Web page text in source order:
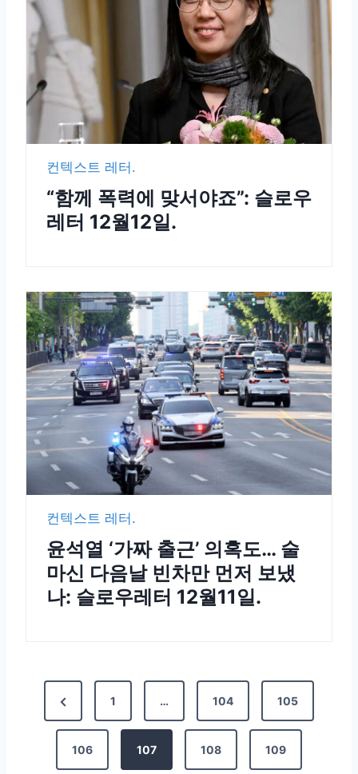
컨텍스트 레터.
“함께 폭력에 맞서야죠”: 슬로우
레터 12월12일.
컨텍스트 레터.
윤석열 ‘가짜 출근’ 의혹도… 술
마신 다음날 빈차만 먼저 보냈
나: 슬로우레터 12월11일.
1 … 104 105
106 107 108 109